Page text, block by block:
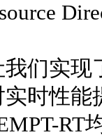
实现
时性
RT